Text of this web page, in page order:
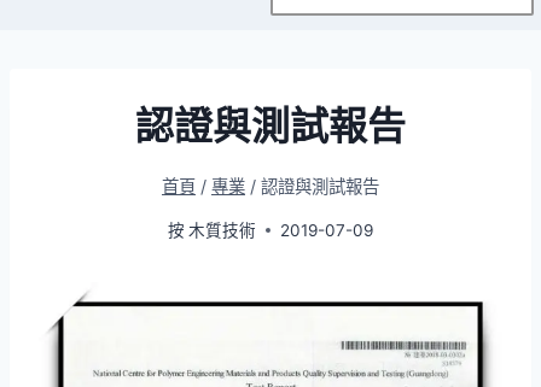
認證與測試報告
首頁 / 專業 / 認證與測試報告
按 木質技術 2019-07-09